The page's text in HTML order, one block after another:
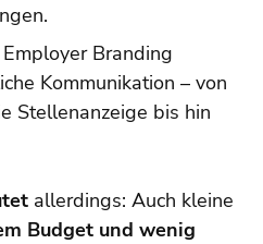
Branding
Kommunikation – von
Stellenanzeige bis hin
allerdings: Auch kleine
Budget und wenig